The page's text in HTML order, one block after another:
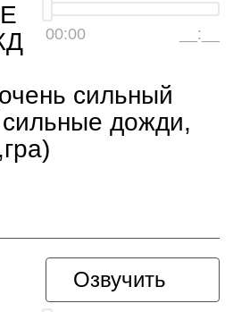
00:00 __:__
сильный
дожди,
Озвучить